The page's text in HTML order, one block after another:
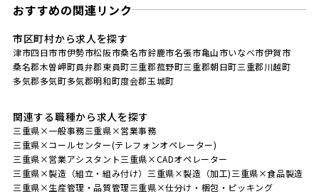
おすすめの関連リンク
市区町村から求人を探す
津市四日市市伊勢市松阪市桑名市鈴鹿市名張市亀山市いなべ市伊賀市
桑名郡木曽岬町員弁郡東員町三重郡菰野町三重郡朝日町三重郡川越町
多気郡多気町多気郡明和町度会郡玉城町
関連する職種から求人を探す
三重県×一般事務三重県×営業事務
三重県×コールセンター(テレフォンオペレーター)
三重県×営業アシスタント三重県×CADオペレーター
三重県×製造（組立・組み付け） 三重県×製造（加工)三重県×食品製造
三重県×生産管理・品質管理三重県×仕分け・梱包・ピッキング